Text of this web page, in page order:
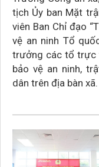
tịch Ủy ban Mặt
viên Ban Chỉ đạo
vệ an ninh Tổ
trưởng các tổ trực
bảo vệ an ninh,
dân trên địa bàn xã.